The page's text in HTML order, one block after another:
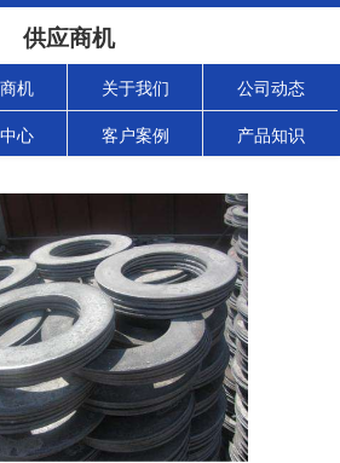
供应商机
机 关于我们 公司动态
心 客户案例 产品知识